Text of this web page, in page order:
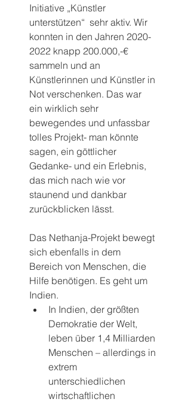
Initiative „Künstler
unterstützen“  sehr aktiv. Wir
konnten in den Jahren 2020-
2022 knapp 200.000,-€
sammeln und an
Künstlerinnen und Künstler in
Not verschenken. Das war
ein wirklich sehr
bewegendes und unfassbar
tolles Projekt- man könnte
sagen, ein göttlicher
Gedanke- und ein Erlebnis,
das mich nach wie vor
staunend und dankbar
zurückblicken lässt.
Das Nethanja-Projekt bewegt
sich ebenfalls in dem
Bereich von Menschen, die
Hilfe benötigen. Es geht um
Indien.
In Indien, der größten
Demokratie der Welt,
leben über 1,4 Milliarden
Menschen – allerdings in
extrem
unterschiedlichen
wirtschaftlichen